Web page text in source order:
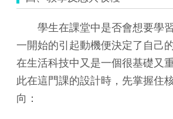
學生在課堂中是否會想要學
一開始的引起動機便決定了自己
在生活科技中又是一個很基礎又
此在這門課的設計時，先掌握住
向：